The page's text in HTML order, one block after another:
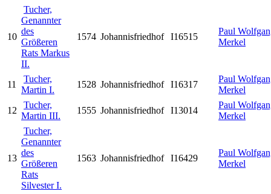
10
Tucher,
Genannter
des
Größeren
Rats Markus
II.
1574 Johannisfriedhof I16515
Paul
Merkel
11
Tucher,
Martin I.
1528 Johannisfriedhof I16317
Paul
Merkel
12
Tucher,
Martin III.
1555 Johannisfriedhof I13014
Paul
Merkel
13
Tucher,
Genannter
des
Größeren
Rats
Silvester I.
1563 Johannisfriedhof I16429
Paul
Merkel